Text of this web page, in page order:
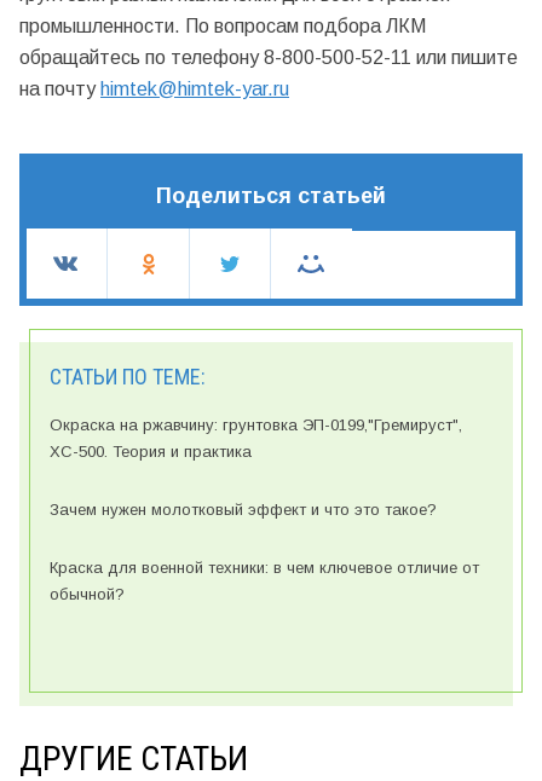
промышленности. По вопросам подбора ЛКМ
обращайтесь по телефону 8-800-500-52-11 или пишите
на почту himtek@himtek-yar.ru
Поделиться статьей
СТАТЬИ ПО ТЕМЕ:
Окраска на ржавчину: грунтовка ЭП-0199,"Гремируст",
ХС-500. Теория и практика
Зачем нужен молотковый эффект и что это такое?
Краска для военной техники: в чем ключевое отличие от
обычной?
ДРУГИЕ СТАТЬИ